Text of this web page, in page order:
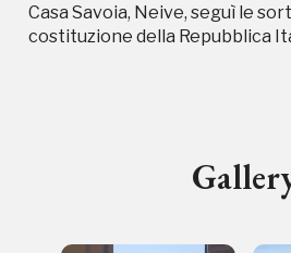
Casa Savoia, Neive, seguì le
costituzione della Repubblica
I Luoghi del Cuore